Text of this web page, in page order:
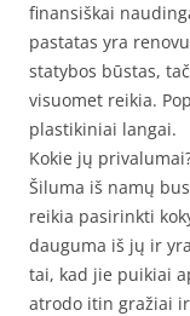
finansiškai
pastatas yra
statybos būstas,
visuomet reikia.
plastikiniai langai.
Kokie jų
Šiluma iš namų
reikia pasirinkti
dauguma iš jų ir
tai, kad jie puikiai
atrodo itin gražiai